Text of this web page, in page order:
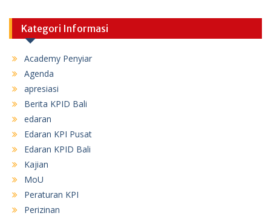
Kategori Informasi
Academy Penyiar
Agenda
apresiasi
Berita KPID Bali
edaran
Edaran KPI Pusat
Edaran KPID Bali
Kajian
MoU
Peraturan KPI
Perizinan